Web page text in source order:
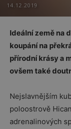
14.12.2019
Ideální země na
koupání na
přírodní krásy a
ovšem také
Nejslavnějším
poloostrově
adrenalinových